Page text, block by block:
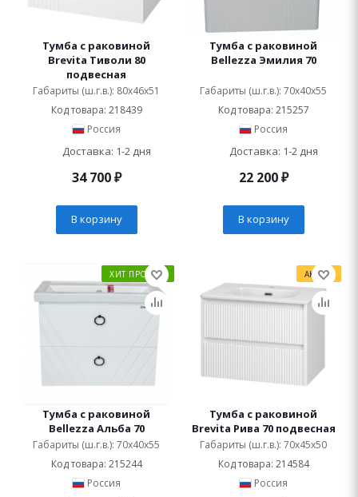
Тумба с раковиной
Brevita Тиволи 80
подвесная
Габариты (ш.г.в.): 80x46x51
Код товара: 218439
Россия
Доставка: 1-2 дня
34 700₽
В корзину
Тумба с раковиной
Bellezza Эмилия 70
Габариты (ш.г.в.): 70x40x55
Код товара: 215257
Россия
Доставка: 1-2 дня
22 200₽
В корзину
ХИТ ПРОДАЖ
Тумба с раковиной
Bellezza Альба 70
Габариты (ш.г.в.): 70x40x55
Код товара: 215244
Россия
АКЦИЯ
Тумба с раковиной
Brevita Рива 70 подвесная
Габариты (ш.г.в.): 70x45x50
Код товара: 214584
Россия